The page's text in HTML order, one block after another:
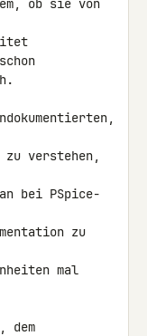
ob sie von
zu verstehen,
bei PSpice-
zu
mal
dem